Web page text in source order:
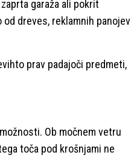
garaža ali pokrit
dreves, reklamnih panojev
prav padajoči predmeti,
Ob močnem vetru
toča pod krošnjami ne